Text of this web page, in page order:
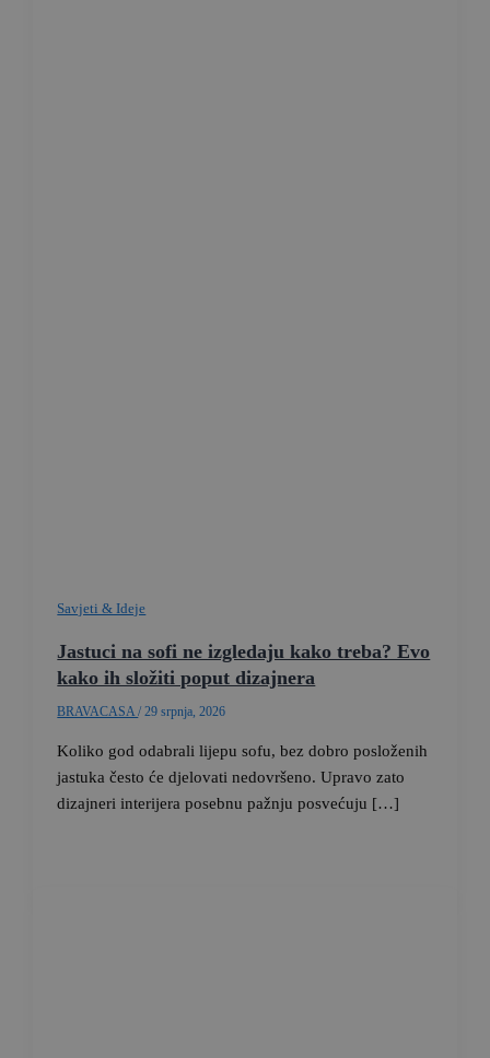
Savjeti & Ideje
Jastuci na sofi ne izgledaju kako treba? Evo
kako ih složiti poput dizajnera
BRAVACASA/29 srpnja, 2026
Koliko god odabrali lijepu sofu, bez dobro posloženih
jastuka često će djelovati nedovršeno. Upravo zato
dizajneri interijera posebnu pažnju posvećuju […]